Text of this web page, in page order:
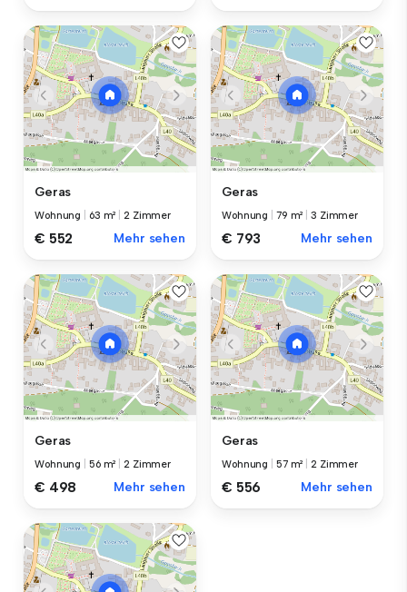
Geras
Wohnung 63 m² |2 Zimmer
€ 552 Mehr sehen
Geras
Wohnung 79 m² |3 Zimmer
€ 793 Mehr sehen
Geras
Wohnung 56 m² |2 Zimmer
€ 498 Mehr sehen
Geras
Wohnung 57 m² |2 Zimmer
€ 556 Mehr sehen